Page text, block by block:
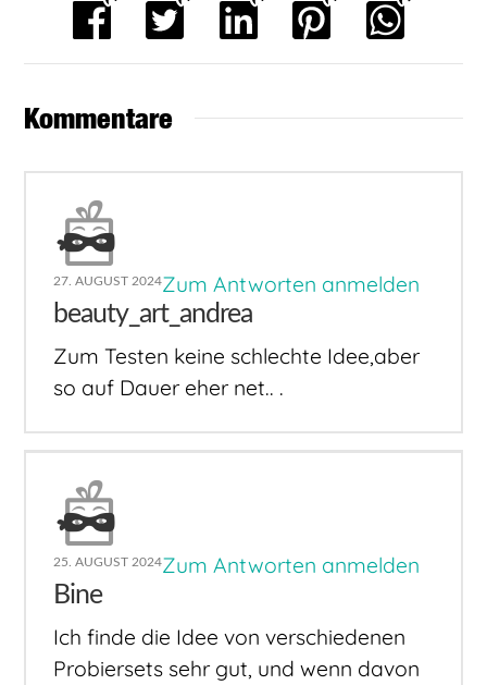
Kommentare
27. AUGUST 2024Zum Antworten anmelden
beauty_art_andrea
Zum Testen keine schlechte Idee,aber
so auf Dauer eher net.. .
25. AUGUST 2024Zum Antworten anmelden
Bine
Ich finde die Idee von verschiedenen
Probiersets sehr gut, und wenn davon